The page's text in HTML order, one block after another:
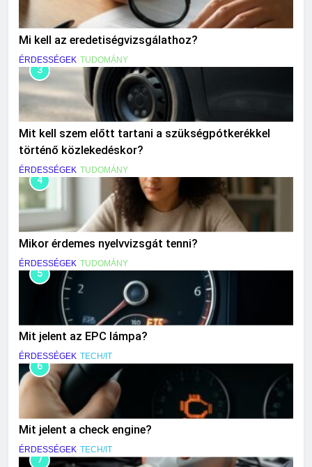
Mi kell az eredetiségvizsgálathoz?
ÉRDESSÉGEK TUDOMÁNY
3
Mit kell szem előtt tartani a szükségpótkerékkel
történő közlekedéskor?
ÉRDESSÉGEK TUDOMÁNY
4
Mikor érdemes nyelvvizsgát tenni?
ÉRDESSÉGEK TUDOMÁNY
5
Mit jelent az EPC lámpa?
ÉRDESSÉGEK TECH/IT
6
Mit jelent a check engine?
ÉRDESSÉGEK TECH/IT
7